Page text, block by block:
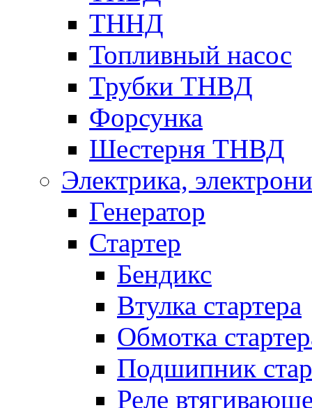
ТННД
Топливный насос
Трубки ТНВД
Форсунка
Шестерня ТНВД
Электрика,
Генератор
Стартер
Бендикс
Втулка стартера
Обмотка
Подшипник
Реле